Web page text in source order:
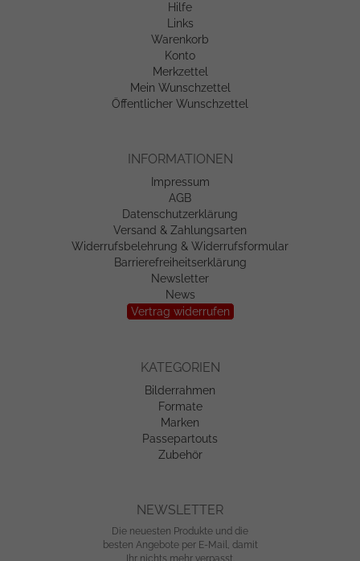
Hilfe
Links
Warenkorb
Konto
Merkzettel
Mein Wunschzettel
Öffentlicher Wunschzettel
INFORMATIONEN
Impressum
AGB
Datenschutzerklärung
Versand & Zahlungsarten
Widerrufsbelehrung & Widerrufsformular
Barrierefreiheitserklärung
Newsletter
News
Vertrag widerrufen
KATEGORIEN
Bilderrahmen
Formate
Marken
Passepartouts
Zubehör
NEWSLETTER
Die neuesten Produkte und die
besten Angebote per E-Mail, damit